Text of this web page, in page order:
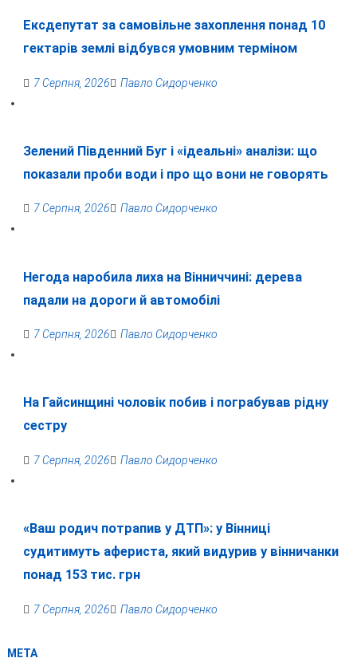
Ексдепутат за самовільне захоплення понад 10
гектарів землі відбувся умовним терміном
7 Серпня, 2026 Павло Сидорченко
Зелений Південний Буг і «ідеальні» аналізи: що
показали проби води і про що вони не говорять
7 Серпня, 2026 Павло Сидорченко
Негода наробила лиха на Вінниччині: дерева
падали на дороги й автомобілі
7 Серпня, 2026 Павло Сидорченко
На Гайсинщині чоловік побив і пограбував рідну
сестру
7 Серпня, 2026 Павло Сидорченко
«Ваш родич потрапив у ДТП»: у Вінниці
судитимуть афериста, який видурив у вінничанки
понад 153 тис. грн
7 Серпня, 2026 Павло Сидорченко
МЕТА